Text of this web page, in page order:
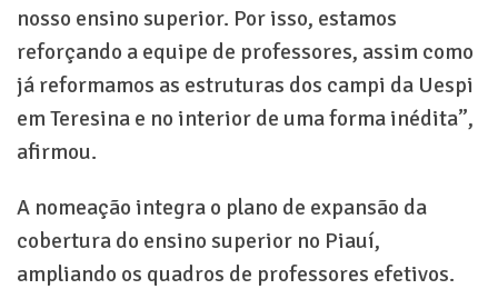
nosso ensino superior. Por isso, estamos
reforçando a equipe de professores, assim como
já reformamos as estruturas dos campi da Uespi
em Teresina e no interior de uma forma inédita”,
afirmou.
A nomeação integra o plano de expansão da
cobertura do ensino superior no Piauí,
ampliando os quadros de professores efetivos.